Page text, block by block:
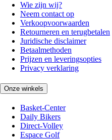
Wie zijn wij?
Neem contact op
Verkoopvoorwaarden
Retourneren en terugbetalen
Juridische disclaimer
Betaalmethoden
Prijzen en leveringsopties
Privacy verklaring
Onze winkels
Basket-Center
Daily Bikers
Direct-Volley
Espace Golf